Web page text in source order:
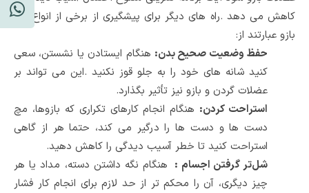
کاهش می دهد .راه های دیگر برای پیشگیری از برخی از انواع درد
بازو عبارتند از:
حفظ وضعیت صحیح بدن: هنگام ایستادن یا نشستن، سعی
کنید شانه های خود را به جلو قوز نکنید .این می تواند بر
عضلات گردن و بازو نیز تأثیر بگذارد.
استراحت کردن: هنگام انجام کارهای تکراری که بازوها، مچ
دست ها و دست ها را درگیر می کند، حتما هر از گاهی
استراحت کنید تا خطر آسیب دیدگی را کاهش دهید.
شل‌تر گرفتن اجسام : هنگام نگه داشتن دسته، مداد یا هر
چیز دیگری، آن را محکم تر از حد لازم برای انجام کار فشار